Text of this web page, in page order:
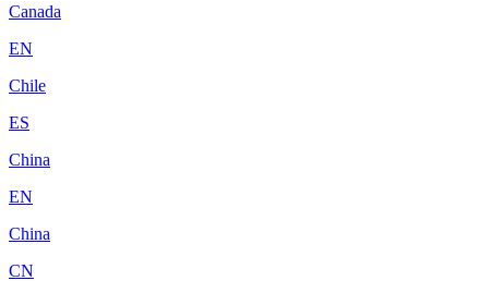
Canada
EN
Chile
ES
China
EN
China
CN